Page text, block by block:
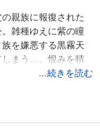
親族に報復された
雑種ゆえに紫の瞳
を嫌悪する黒霧天
しまう…。恨みを晴
で暗殺することを決
り混じる二人の関
...続きを読む